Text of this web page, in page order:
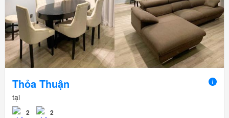
Thỏa Thuận
tại
2 2